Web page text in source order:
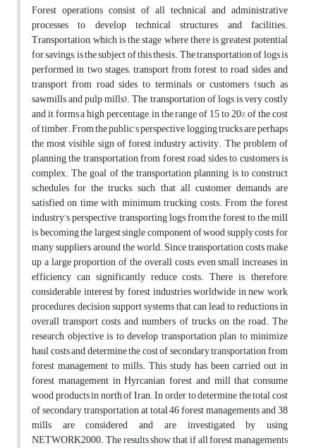
Forest operations consist of all technical and administrative
processes to develop technical structures and facilities.
Transportation, which is the stage where there is greatest potential
for savings, is the subject of this thesis. The transportation of logs is
performed in two stages; transport from forest to road sides and
transport from road sides to terminals or customers (such as
sawmills and pulp mills). The transportation of logs is very costly
and it forms a high percentage, in the range of 15 to 20%, of the cost
of timber. From the public’s perspective, logging trucks are perhaps
the most visible sign of forest industry activity. The problem of
planning the transportation from forest road sides to customers is
complex. The goal of the transportation planning is to construct
schedules for the trucks, such that all customer demands are
satisfied on time with minimum trucking costs. From the forest
industry’s perspective, transporting logs from the forest to the mill
is becoming the largest single component of wood supply costs for
many suppliers around the world. Since transportation costs make
up a large proportion of the overall costs, even small increases in
efficiency can significantly reduce costs. There is, therefore,
considerable interest by forest industries worldwide in new work
procedures, decision support systems that can lead to reductions in
overall transport costs and numbers of trucks on the road. The
research objective is to develop transportation plan to minimize
haul costs and determine the cost of secondary transportation from
forest management to mills. This study has been carried out in
forest management in Hyrcanian forest and mill that consume
wood products in north of Iran. In order to determine the total cost
of secondary transportation at total 46 forest managements and 38
mills are considered and are investigated by using
NETWORK2000. The results show that if all forest managements